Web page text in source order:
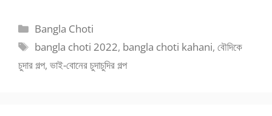
Categories
Bangla Choti
Tags
bangla choti 2022, bangla choti kahani,বৌদিকে
চুদার গল্প, ভাই-বোনের চুদাচুদির গল্প